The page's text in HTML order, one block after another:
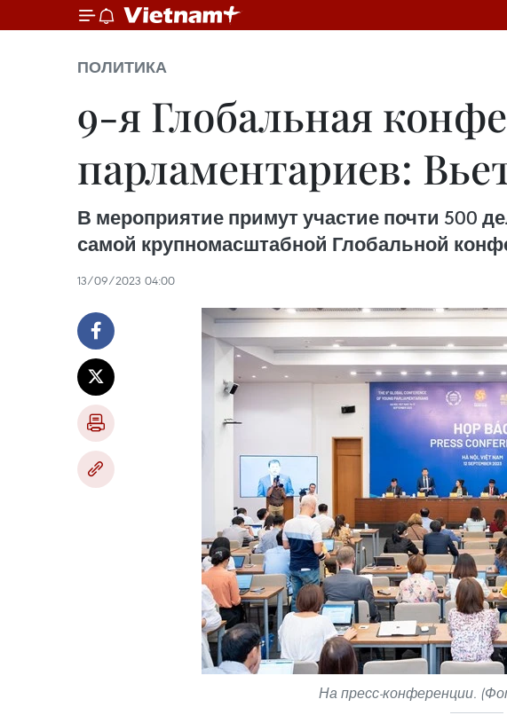
ПОЛИТИКА
9-я Глобальная
парламентариев:
В мероприятие примут участие почти 500
самой крупномасштабной Глобальной
13/09/2023 04:00
На пресс-конференции.